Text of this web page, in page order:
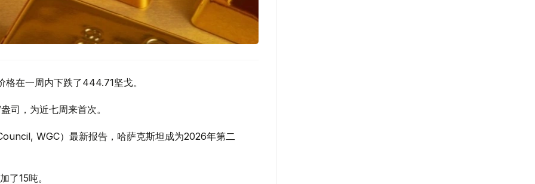
在一周内下跌了444.71坚戈。
司，为近七周来首次。
WGC）最新报告，哈萨克斯坦成为2026年第二
了15吨。